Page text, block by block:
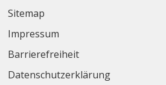
Sitemap
Impressum
Barrierefreiheit
Datenschutzerklärung